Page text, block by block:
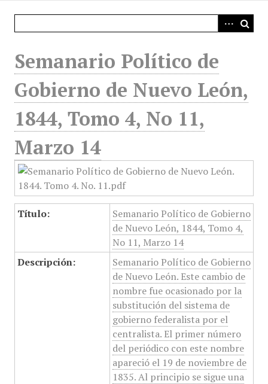
Semanario Político de
Gobierno de Nuevo León,
1844, Tomo 4, No 11,
Marzo 14
Título:
Semanario Político de Gobierno
de Nuevo León, 1844, Tomo 4,
No 11, Marzo 14
Descripción:
Semanario Político de Gobierno
de Nuevo León. Este cambio de
nombre fue ocasionado por la
substitución del sistema de
gobierno federalista por el
centralista. El primer número
del periódico con este nombre
apareció el 19 de noviembre de
1835. Al principio se sigue una